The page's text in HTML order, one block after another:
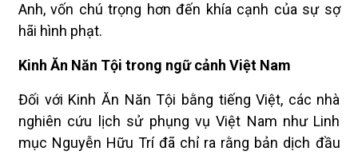
Anh, vốn chú trọng hơn đến khía cạnh của sự sợ
hãi hình phạt.
Kinh Ăn Năn Tội trong ngữ cảnh Việt Nam
Đối với Kinh Ăn Năn Tội bằng tiếng Việt, các nhà
nghiên cứu lịch sử phụng vụ Việt Nam như Linh
mục Nguyễn Hữu Trí đã chỉ ra rằng bản dịch đầu